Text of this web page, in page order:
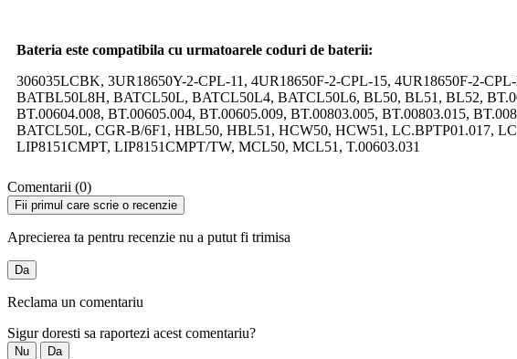
Bateria este compatibila cu urmatoarele coduri de baterii:
306035LCBK, 3UR18650Y-2-CPL-11, 4UR18650F-2-CPL-15, 4UR18650F-2-
BATBL50L8H, BATCL50L, BATCL50L4, BATCL50L6, BL50, BL51, BL52,
BT.00604.008, BT.00605.004, BT.00605.009, BT.00803.005, BT.00803.015,
BATCL50L, CGR-B/6F1, HBL50, HBL51, HCW50, HCW51, LC.BPTP01.017,
LIP8151CMPT, LIP8151CMPT/TW, MCL50, MCL51, T.00603.031
Comentarii (0)
Fii primul care scrie o recenzie
Aprecierea ta pentru recenzie nu a putut fi trimisa
Da
Reclama un comentariu
Sigur doresti sa raportezi acest comentariu?
Nu Da